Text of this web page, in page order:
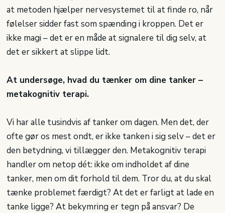
at metoden hjælper nervesystemet til at finde ro, når
følelser sidder fast som spænding i kroppen. Det er
ikke magi – det er en måde at signalere til dig selv, at
det er sikkert at slippe lidt.
At undersøge, hvad du tænker om dine tanker –
metakognitiv terapi.
Vi har alle tusindvis af tanker om dagen. Men det, der
ofte gør os mest ondt, er ikke tanken i sig selv – det er
den betydning, vi tillægger den. Metakognitiv terapi
handler om netop dét: ikke om indholdet af dine
tanker, men om dit forhold til dem. Tror du, at du skal
tænke problemet færdigt? At det er farligt at lade en
tanke ligge? At bekymring er tegn på ansvar? De